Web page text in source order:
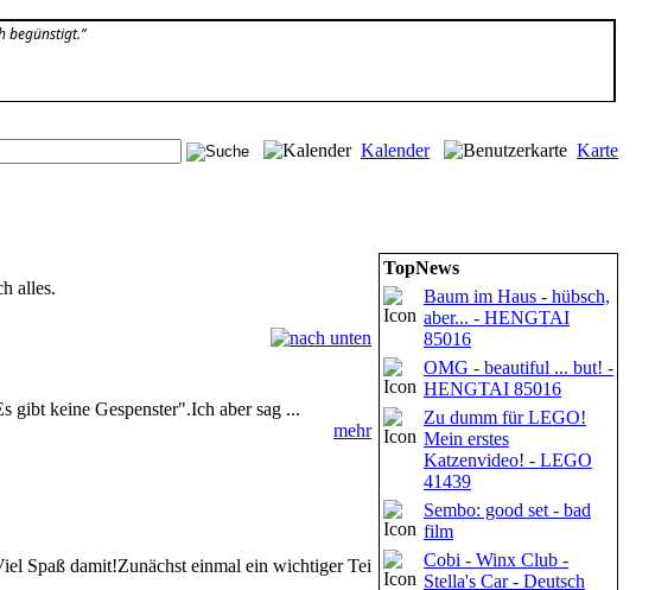
begünstigt.”
Kalender
Karte
alles.
gibt keine Gespenster".Ich aber sag ...
mehr
Spaß damit!Zunächst einmal ein wichtiger Tei
TopNews
Baum im Haus - hübsch,
aber... - HENGTAI
85016
OMG - beautiful ... but! -
HENGTAI 85016
Zu dumm für LEGO!
Mein erstes
Katzenvideo! - LEGO
41439
Sembo: good set - bad
film
Cobi - Winx Club -
Stella's Car - Deutsch